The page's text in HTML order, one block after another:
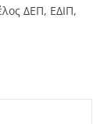
ΔΕΠ, ΕΔΙΠ,